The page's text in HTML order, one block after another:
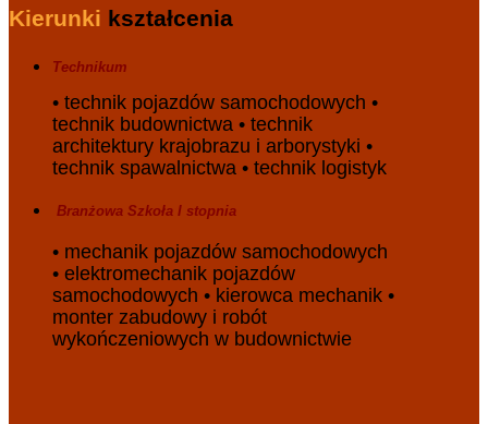
Kierunki kształcenia
Technikum
• technik pojazdów samochodowych •
technik budownictwa • technik
architektury krajobrazu i arborystyki •
technik spawalnictwa • technik logistyk
Branżowa Szkoła I stopnia
• mechanik pojazdów samochodowych
• elektromechanik pojazdów
samochodowych • kierowca mechanik •
monter zabudowy i robót
wykończeniowych w budownictwie